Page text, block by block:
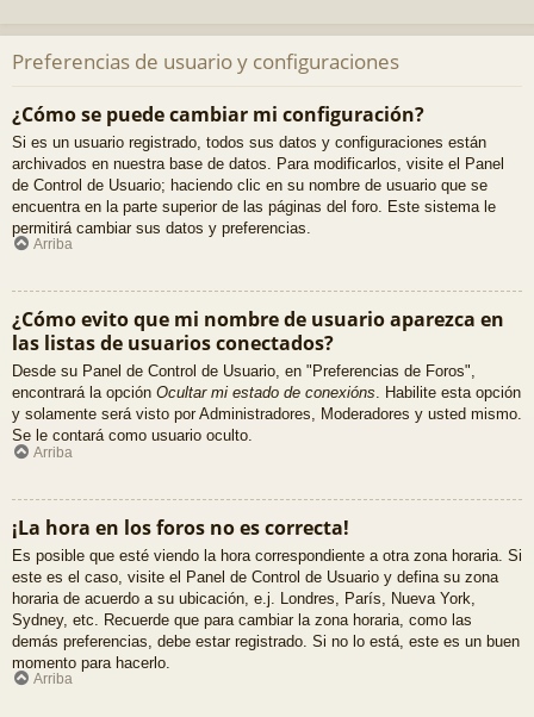
Preferencias de usuario y configuraciones
¿Cómo se puede cambiar mi configuración?
Si es un usuario registrado, todos sus datos y configuraciones están
archivados en nuestra base de datos. Para modificarlos, visite el Panel
de Control de Usuario; haciendo clic en su nombre de usuario que se
encuentra en la parte superior de las páginas del foro. Este sistema le
permitirá cambiar sus datos y preferencias.
Arriba
¿Cómo evito que mi nombre de usuario aparezca en
las listas de usuarios conectados?
Desde su Panel de Control de Usuario, en "Preferencias de Foros",
encontrará la opción Ocultar mi estado de conexións. Habilite esta opción
y solamente será visto por Administradores, Moderadores y usted mismo.
Se le contará como usuario oculto.
Arriba
¡La hora en los foros no es correcta!
Es posible que esté viendo la hora correspondiente a otra zona horaria. Si
este es el caso, visite el Panel de Control de Usuario y defina su zona
horaria de acuerdo a su ubicación, e.j. Londres, París, Nueva York,
Sydney, etc. Recuerde que para cambiar la zona horaria, como las
demás preferencias, debe estar registrado. Si no lo está, este es un buen
momento para hacerlo.
Arriba